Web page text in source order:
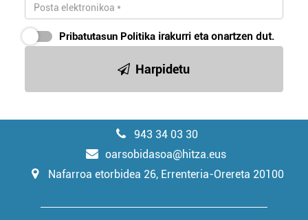
Pribatutasun Politika irakurri eta onartzen dut.
Harpidetu
943 34 03 30
oarsobidasoa@hitza.eus
Nafarroa etorbidea 26, Errenteria-Orereta 20100